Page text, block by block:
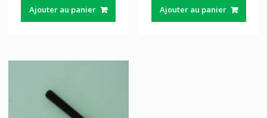
Ajouter au panier Ajouter au panier